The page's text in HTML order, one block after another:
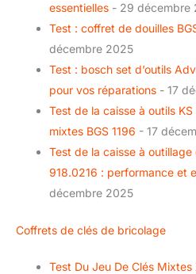
essentielles - 29 décembre
Test : coffret de douilles
décembre 2025
Test : bosch set d’outils
pour vos réparations - 17
Test de la caisse à outils
mixtes BGS 1196 - 17
Test de la caisse à outillage
918.0216 : performance et
décembre 2025
Coffrets de clés de bricolage
Test Du Jeu De Clés